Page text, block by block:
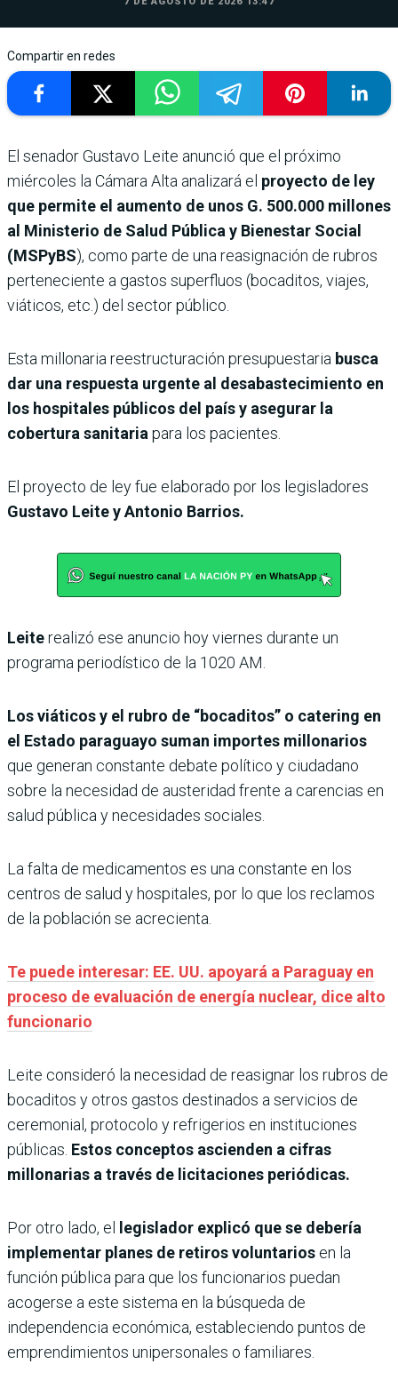
Compartir en redes
El senador Gustavo Leite anunció que el próximo
miércoles la Cámara Alta analizará el proyecto de ley
que permite el aumento de unos G. 500.000 millones
al Ministerio de Salud Pública y Bienestar Social
(MSPyBS), como parte de una reasignación de rubros
perteneciente a gastos superfluos (bocaditos, viajes,
viáticos, etc.) del sector público.
Esta millonaria reestructuración presupuestaria busca
dar una respuesta urgente al desabastecimiento en
los hospitales públicos del país y asegurar la
cobertura sanitaria para los pacientes.
El proyecto de ley fue elaborado por los legisladores
Gustavo Leite y Antonio Barrios.
Leiterealizó ese anuncio hoy viernes durante un
programa periodístico de la 1020 AM.
Los viáticos y el rubro de “bocaditos” o catering en
el Estado paraguayo suman importes millonarios
que generan constante debate político y ciudadano
sobre la necesidad de austeridad frente a carencias en
salud pública y necesidades sociales.
La falta de medicamentos es una constante en los
centros de salud y hospitales, por lo que los reclamos
de la población se acrecienta.
Te puede interesar: EE. UU. apoyará a Paraguay en
proceso de evaluación de energía nuclear, dice alto
funcionario
Leite consideró la necesidad de reasignar los rubros de
bocaditos y otros gastos destinados a servicios de
ceremonial, protocolo y refrigerios en instituciones
públicas. Estos conceptos ascienden a cifras
millonarias a través de licitaciones periódicas.
Por otro lado, el legislador explicó que se debería
implementar planes de retiros voluntarios en la
función pública para que los funcionarios puedan
acogerse a este sistema en la búsqueda de
independencia económica, estableciendo puntos de
emprendimientos unipersonales o familiares.